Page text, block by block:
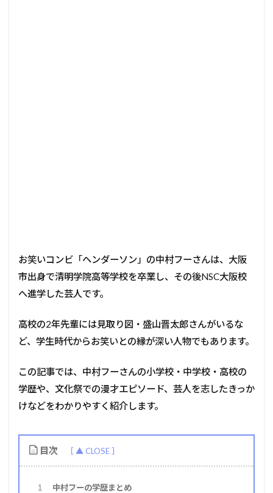
お笑いコンビ「ヘンダーソン」の中村フーさんは、大阪
市出身で清明学院高等学校を卒業し、その後NSC大阪校
へ進学した芸人です。
高校の2年先輩には見取り図・盛山晋太郎さんがいるな
ど、学生時代からお笑いとの縁が深い人物でもあります。
この記事では、中村フーさんの小学校・中学校・高校の
学歴や、文化祭での漫才エピソード、芸人を志したきっか
けなどをわかりやすく紹介します。
目次
1 中村フーの学歴まとめ